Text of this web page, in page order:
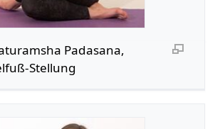
Padasana,
Stellung